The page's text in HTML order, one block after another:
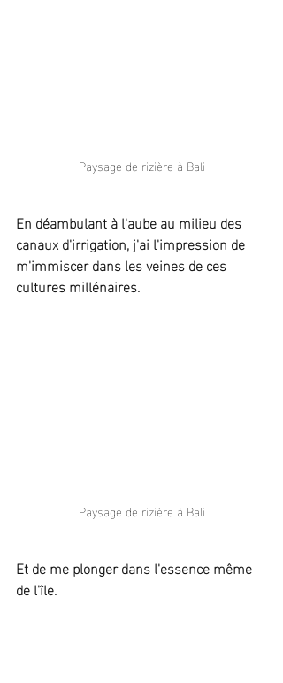
Paysage de rizière à Bali
En déambulant à l'aube au milieu des
canaux d'irrigation, j'ai l'impression de
m'immiscer dans les veines de ces
cultures millénaires.
Paysage de rizière à Bali
Et de me plonger dans l'essence même
de l'île.